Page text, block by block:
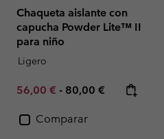
Chaqueta aislante con
capucha Powder Lite™ II
para niño
Ligero
Minimum sale price:
56,00 € - Maximum price:
80,00 €
Comparar